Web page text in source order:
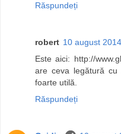
Răspundeți
robert 10 august
Este aici: http://
are ceva legătură
foarte utilă.
Răspundeți